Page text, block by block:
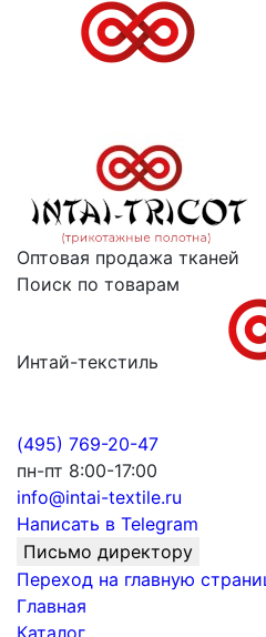
Оптовая продажа тканей
Поиск по товарам
Интай-текстиль
(495) 769-20-47
пн-пт 8:00-17:00
info@intai-textile.ru
Написать в Telegram
Письмо директору
Переход на главную
Главная
Каталог